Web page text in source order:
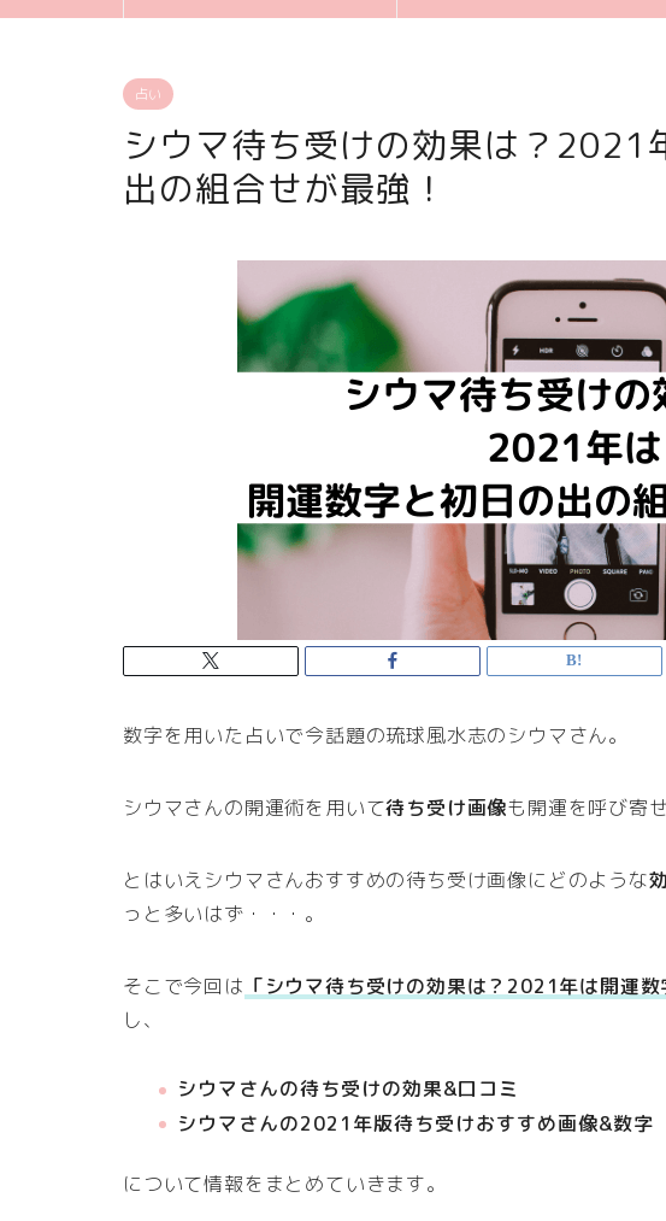
占い
シウマ待ち受けの効果は？2021
出の組合せが最強！
数字を用いた占いで今話題の琉球風水志のシウマさん。
シウマさんの開運術を用いて待ち受け画像も開運を呼び寄
とはいえシウマさんおすすめの待ち受け画像にどのような
っと多いはず・・・。
そこで今回は 「シウマ待ち受けの効果は？2021年は開運
し、
シウマさんの待ち受けの効果&口コミ
シウマさんの2021年版待ち受けおすすめ画像&数字
について情報をまとめていきます。